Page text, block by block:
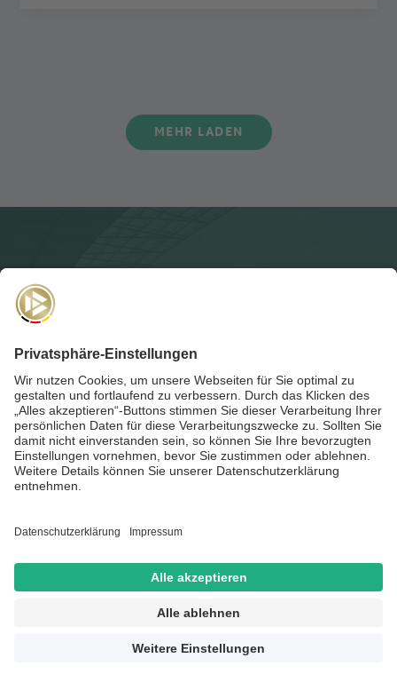
MEHR LADEN
Für dieAkademie-Postanmelden und auf dem Laufenden
bleiben!